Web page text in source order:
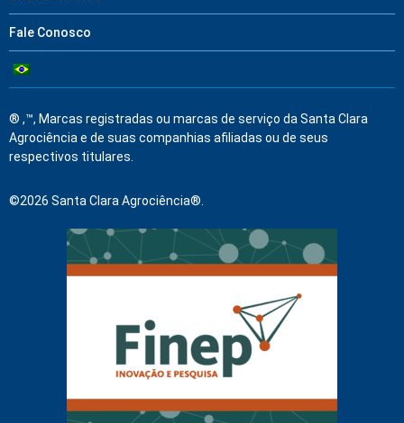
Fale Conosco
® ,™, Marcas registradas ou marcas de serviço da Santa Clara
Agrociência e de suas companhias afiliadas ou de seus
respectivos titulares.
©2026 Santa Clara Agrociência®.